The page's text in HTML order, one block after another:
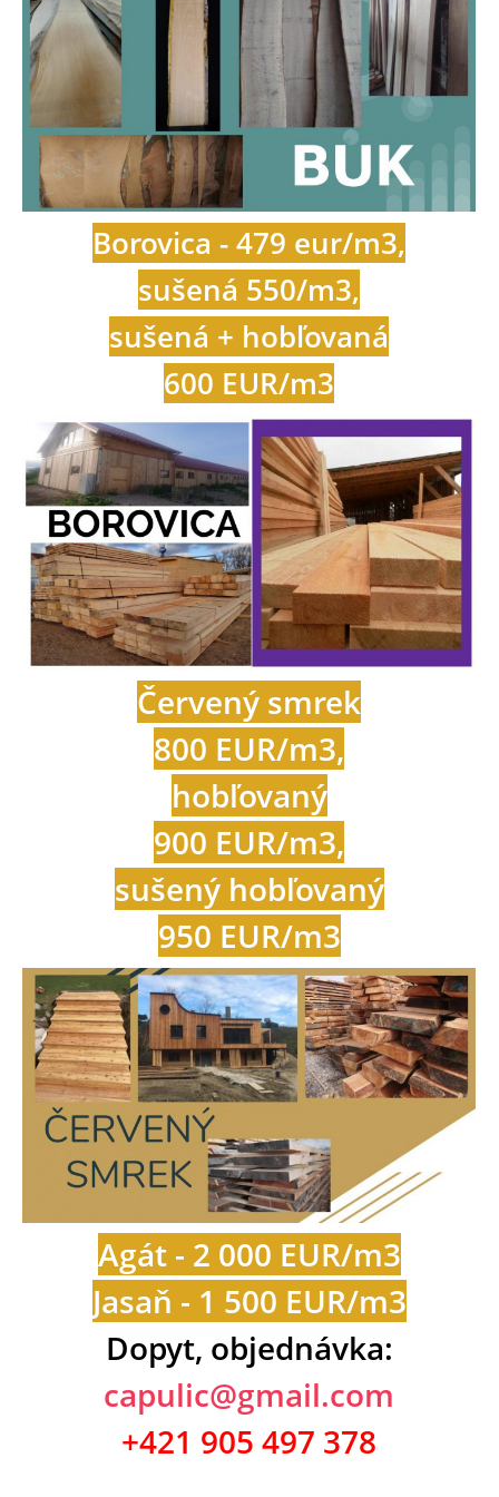
Borovica - 479 eur/m3,
sušená 550/m3,
sušená + hobľovaná
600 EUR/m3
Červený smrek
800 EUR/m3,
hobľovaný
900 EUR/m3,
sušený hobľovaný
950 EUR/m3
Agát - 2 000 EUR/m3
Jasaň - 1 500 EUR/m3
Dopyt, objednávka:
capulic@gmail.com
+421 905 497 378